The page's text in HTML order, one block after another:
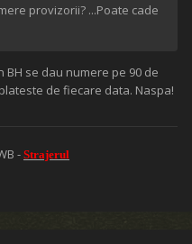
provizorii? ...Poate cade
BH se dau numere pe 90 de
de fiecare data. Naspa!
- Strajerul